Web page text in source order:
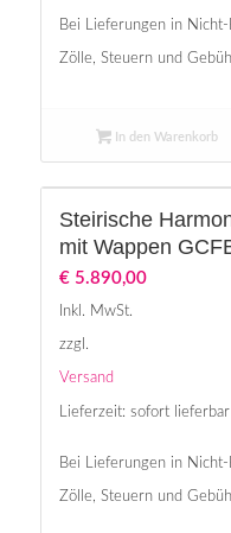
Bei Lieferungen in
Zölle, Steuern und
In den Warenkorb
Steirische
mit Wappen
€5.890,00
Inkl. MwSt.
zzgl.
Versand
Lieferzeit: sofort lieferbar
Bei Lieferungen in
Zölle, Steuern und